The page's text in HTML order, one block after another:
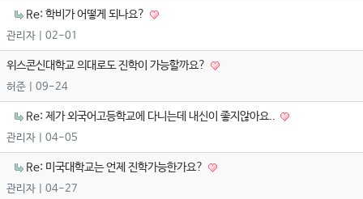
Re: 학비가 어떻게 되나요?
관리자 | 02-01
위스콘신대학교 의대로도 진학이 가능할까요?
허준 | 09-24
Re: 제가 외국어고등학교에 다니는데 내신이 좋지않아요..
관리자 | 04-05
Re: 미국대학교는 언제 진학가능한가요?
관리자 | 04-27